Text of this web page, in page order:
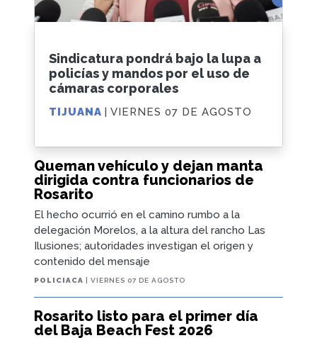
Queman vehículo y dejan manta
dirigida contra funcionarios de
Rosarito
El hecho ocurrió en el camino rumbo a la
delegación Morelos, a la altura del rancho Las
Ilusiones; autoridades investigan el origen y
contenido del mensaje
POLICIACA | VIERNES 07 DE AGOSTO
Rosarito listo para el primer día
del Baja Beach Fest 2026
Sindicatura pondrá bajo la lupa a
policías y mandos por el uso de
cámaras corporales
TIJUANA | VIERNES 07 DE AGOSTO